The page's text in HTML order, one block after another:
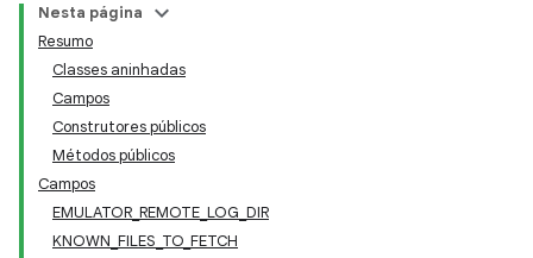
Nesta página
Resumo
Classes aninhadas
Campos
Construtores públicos
Métodos públicos
Campos
EMULATOR_REMOTE_LOG_DIR
KNOWN_FILES_TO_FETCH